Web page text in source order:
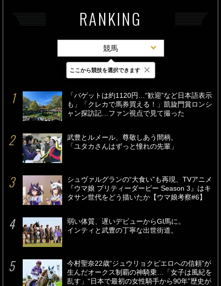
RANKING
競馬
最新 24時間 週間
「バゲットは約1120円…“歓迎”など日本語表示
も」「クレカで馬券買える！」凱旋門賞ロンシ
ャン探訪記…ファン視点で見て撮った
武豊とルメール、尊敬しあう間柄。
「ユタカさんはずっと憧れの先輩」
シュヴァルグランの“大食い”も再現、TVアニメ
『ウマ娘 プリティーダービー Season 3』はキ
タサン世代をどう描いたか【ウマ娘考察#6】
弱い体質、遅いデビューからGI馬に。
インティと武豊の丁寧な出世街道。
今村聖奈22歳“ジュウリョクピエロへの信頼”が
生んだオークス制覇の神騎乗…「女子は風紀を
乱す」“日本で最初の女性騎手から90年”歴史が
ここから競技を選択できます ×